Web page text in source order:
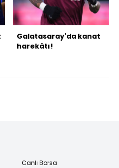
Galatasaray'da kanat
harekâtı!
Canlı Borsa